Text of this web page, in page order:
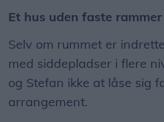
Et hus uden faste rammer
Selv om rummet er
med siddepladser i flere
og Stefan ikke at låse sig
arrangement.